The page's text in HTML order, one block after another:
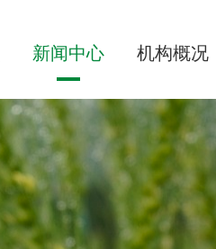
新闻中心 机构概况